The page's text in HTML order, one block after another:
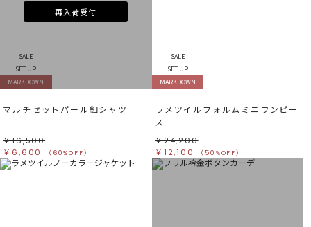
再入荷受付
SALE
SET UP
MARKDOWN
マルチセットパール釦シャツ
￥16,500
￥6,600
（60%OFF）
SALE
SET UP
MARKDOWN
ラメツイルフォルムミニワンピー
ス
￥24,200
￥12,100
（50%OFF）